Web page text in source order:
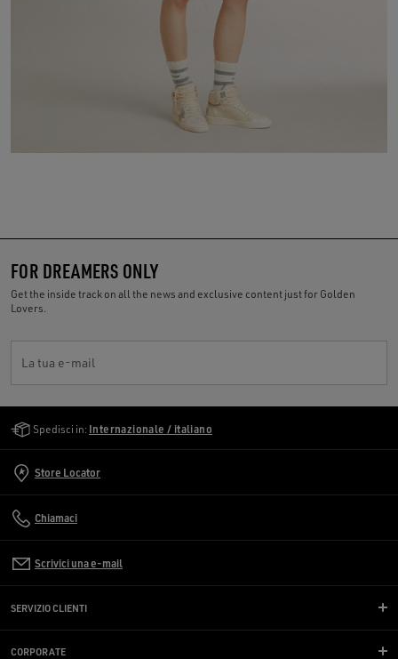
FOR DREAMERS ONLY
Get the inside track on all the news and exclusive content just for Golden
Lovers.
La tua e-mail
Spedisci in: Internazionale / italiano
Store Locator
Chiamaci
Scrivici una e-mail
SERVIZIO CLIENTI
CORPORATE